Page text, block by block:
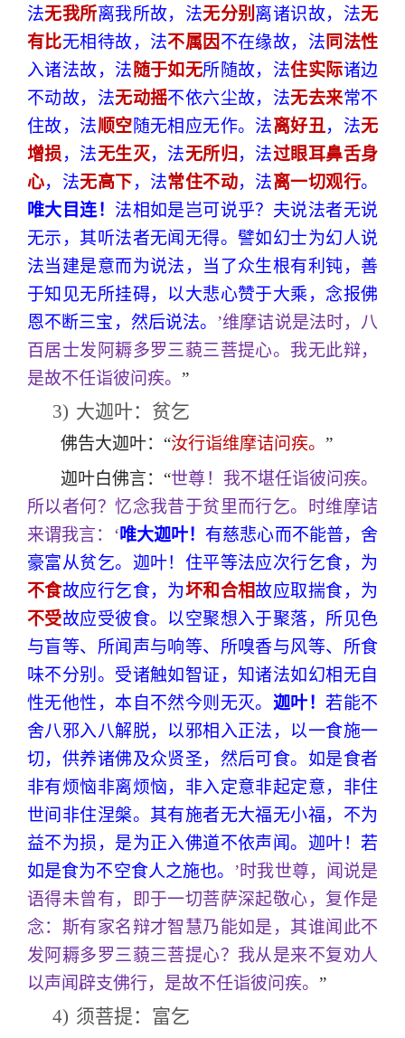
法无我所离我所故，法无分别 离诸识故，法无
有比无相待故，法不属因 不在缘故，法 同法性
入诸法故，法 随于如无所随故，法住实际诸边
不动故，法无动摇不依六尘故，法无去来常不
住故，法顺空随无相应无作。法离好丑，法无
增损 ，法无生灭，法无所归 ，法过眼耳鼻舌身
心，法无高下，法常住不动，法离一切观行。
唯大目连！ 法相如是岂可说乎？夫说法者无说
无示，其听法者无闻无得。譬如幻士为幻人说
法当建是意而为说法，当了众生根有利钝，善
于知见无所挂碍，以大悲心赞于大乘，念报佛
恩不断三宝，然后说法。 ’维摩诘说是法时，八
百居士发阿耨多罗三藐三菩提心。我无此辩，
是故不任诣彼问疾。 ”
3) 大迦叶：贫乞
佛告大迦叶：“汝行诣维摩诘问疾。 ”
迦叶白佛言：“世尊！我不堪任诣彼问疾。
所以者何？忆念我昔于贫里而行乞。时维摩诘
来谓我言：‘唯大迦叶！ 有慈悲心而不能普，舍
豪富从贫乞。迦叶！住平等法应次行乞食，为
不食故应行乞食，为坏和合相故应取揣食，为
不受故应受彼食。以空聚想入于聚落，所见色
与盲等、所闻声与响等、所嗅香与风等、所食
味不分别。受诸触如智证，知诸法如幻相无自
性无他性，本自不然今则无灭。 迦叶！若能不
舍八邪入八解脱，以邪相入正法，以一食施一
切，供养诸佛及众贤圣，然后可食。如是食者
非有烦恼非离烦恼，非入定意非起定意，非住
世间非住涅槃。其有施者无大福无小福，不为
益不为损，是为正入佛道不依声闻。迦叶！若
如是食为不空食人之施也。 ’时我世尊，闻说是
语得未曾有，即于一切菩萨深起敬心，复作是
念：斯有家名辩才智慧乃能如是，其谁闻此不
发阿耨多罗三藐三菩提心？我从是来不复劝人
以声闻辟支佛行，是故不任诣彼问疾。 ”
4) 须菩提：富乞